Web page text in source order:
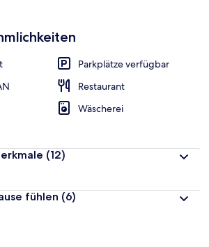
Parkplätze verfügbar
Restaurant
Wäscherei
(12)
fühlen (6)